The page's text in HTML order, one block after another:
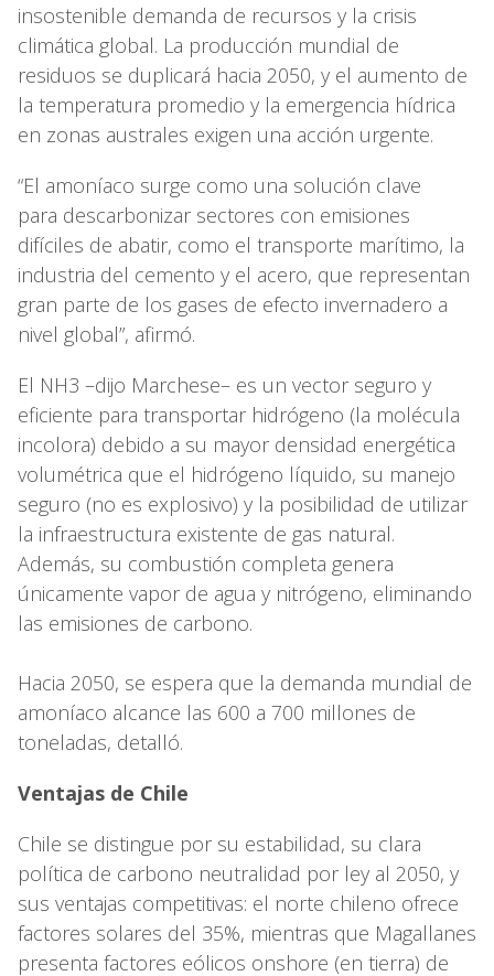
insostenible demanda de recursos y la crisis
climática global. La producción mundial de
residuos se duplicará hacia 2050, y el aumento de
la temperatura promedio y la emergencia hídrica
en zonas australes exigen una acción urgente.
“El amoníaco surge como una solución clave
para descarbonizar sectores con emisiones
difíciles de abatir, como el transporte marítimo, la
industria del cemento y el acero, que representan
gran parte de los gases de efecto invernadero a
nivel global”, afirmó.
El NH3 –dijo Marchese– es un vector seguro y
eficiente para transportar hidrógeno (la molécula
incolora) debido a su mayor densidad energética
volumétrica que el hidrógeno líquido, su manejo
seguro (no es explosivo) y la posibilidad de utilizar
la infraestructura existente de gas natural.
Además, su combustión completa genera
únicamente vapor de agua y nitrógeno, eliminando
las emisiones de carbono.
Hacia 2050, se espera que la demanda mundial de
amoníaco alcance las 600 a 700 millones de
toneladas, detalló.
Ventajas de Chile
Chile se distingue por su estabilidad, su clara
política de carbono neutralidad por ley al 2050, y
sus ventajas competitivas: el norte chileno ofrece
factores solares del 35%, mientras que Magallanes
presenta factores eólicos onshore (en tierra) de